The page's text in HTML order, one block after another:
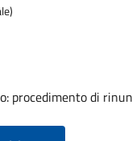
procedimento di